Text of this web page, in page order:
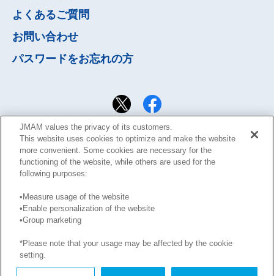
よくあるご質問
お問い合わせ
パスワードをお忘れの方
サイト利用規約
このサイトに掲載された記事の無断転載を禁じます。
Copyright © JMA Management Center Inc.
JMAM values the privacy of its customers.
This website uses cookies to optimize and make the website
more convenient. Some cookies are necessary for the
functioning of the website, while others are used for the
following purposes:
•Measure usage of the website
•Enable personalization of the website
•Group marketing
*Please note that your usage may be affected by the cookie
setting.